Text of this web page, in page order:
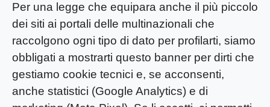
Per una legge che equipara anche il più piccolo
dei siti ai portali delle multinazionali che
raccolgono ogni tipo di dato per profilarti, siamo
obbligati a mostrarti questo banner per dirti che
gestiamo cookie tecnici e, se acconsenti,
anche statistici (Google Analytics) e di